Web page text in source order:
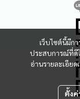
เว็บไซต์นี้มีก
ประสบการณ์ที่ดี
อ่านรายละเอีย
ตั้ง